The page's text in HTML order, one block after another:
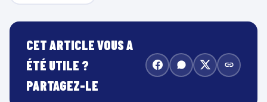
CET ARTICLE VOUS A
ÉTÉ UTILE ?
PARTAGEZ-LE